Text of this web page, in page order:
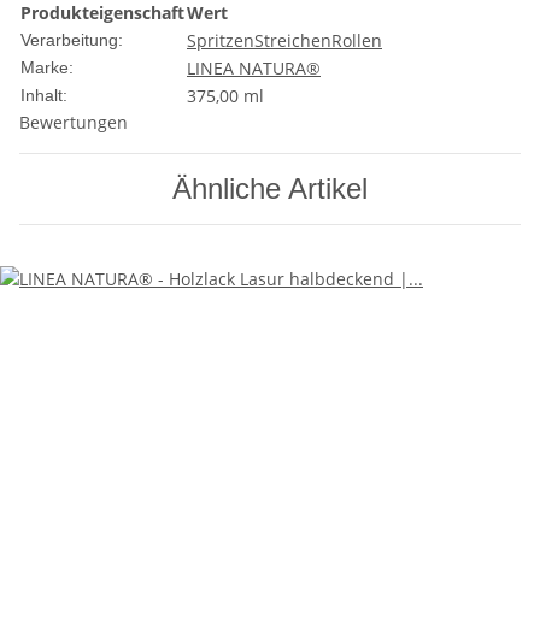
ProdukteigenschaftWert
Verarbeitung: SpritzenStreichenRollen
Marke: LINEA NATURA®
Inhalt:
375,00 ml
Bewertungen
Ähnliche Artikel